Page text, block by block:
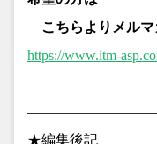
こちらよりメルマ
https://www.itm-
★編集後記